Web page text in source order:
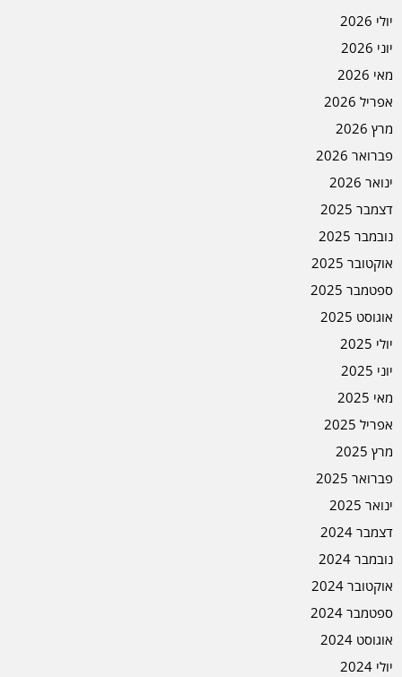
יולי 2026
יוני 2026
מאי 2026
אפריל 2026
מרץ 2026
פברואר 2026
ינואר 2026
דצמבר 2025
נובמבר 2025
אוקטובר 2025
ספטמבר 2025
אוגוסט 2025
יולי 2025
יוני 2025
מאי 2025
אפריל 2025
מרץ 2025
פברואר 2025
ינואר 2025
דצמבר 2024
נובמבר 2024
אוקטובר 2024
ספטמבר 2024
אוגוסט 2024
יולי 2024